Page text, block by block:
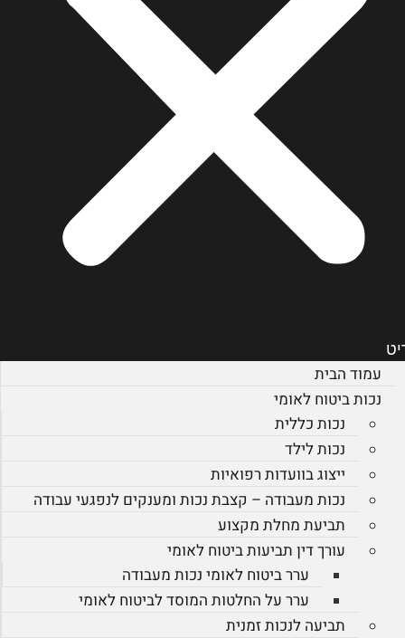
עמוד הבית
נכות ביטוח לאומי
נכות כללית
נכות לילד
ייצוג בוועדות רפואיות
נכות מעבודה – קצבת נכות ומענקים לנפגעי עבודה
תביעת מחלת מקצוע
עורך דין תביעות ביטוח לאומי
ערר ביטוח לאומי נכות מעבודה
ערר על החלטות המוסד לביטוח לאומי
תביעה לנכות זמנית